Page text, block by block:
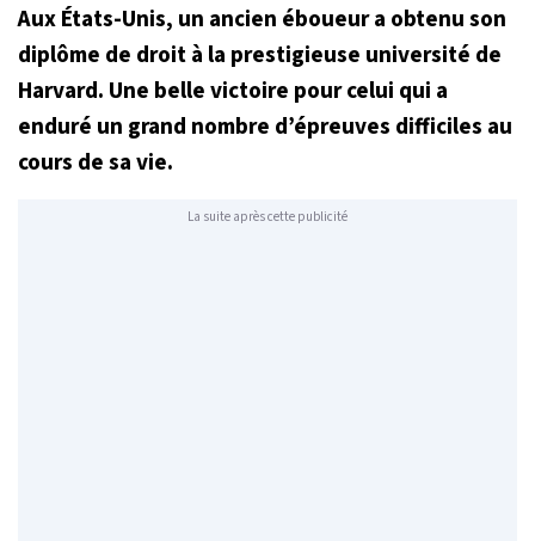
Aux États-Unis, un ancien éboueur a obtenu son
diplôme de droit à la prestigieuse université de
Harvard. Une belle victoire pour celui qui a
enduré un grand nombre d’épreuves difficiles au
cours de sa vie.
La suite après cette publicité